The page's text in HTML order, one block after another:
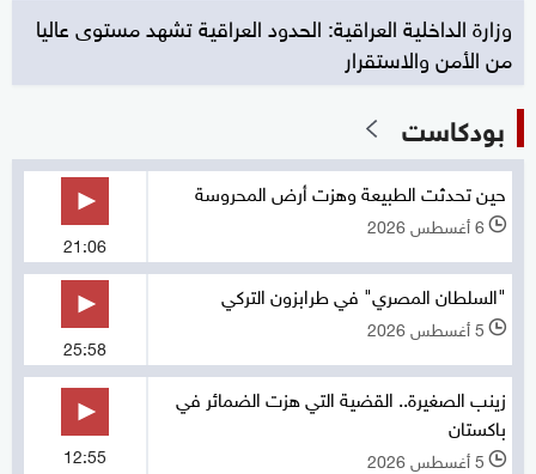
وزارة الداخلية العراقية: الحدود العراقية تشهد مستوى عاليا
من الأمن والاستقرار
بودكاست
حين تحدثت الطبيعة وهزت أرض المحروسة
l 6 أغسطس 2026
21:06
"السلطان المصري" في طرابزون التركي
l 5 أغسطس 2026
25:58
زينب الصغيرة.. القضية التي هزت الضمائر في
باكستان
l 5 أغسطس 2026 12:55